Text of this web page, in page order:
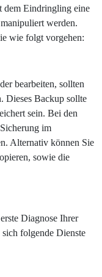
dem Eindringling eine
werden.
wie folgt vorgehen:
bearbeiten, sollten
Dieses Backup sollte
sein. Bei den
im
Alternativ können Sie
sowie die
Diagnose Ihrer
folgende Dienste